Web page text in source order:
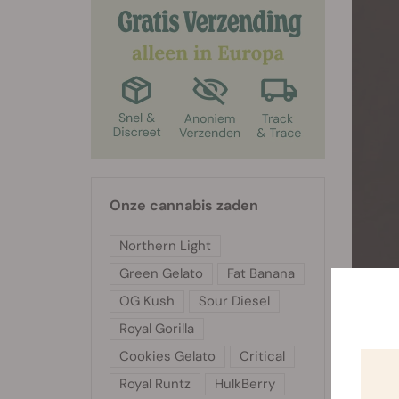
Gaia
New
Onze cannabis zaden
Northern Light
Green Gelato
Fat Banana
OG Kush
Sour Diesel
Royal Gorilla
Cookies Gelato
Critical
Royal Runtz
HulkBerry